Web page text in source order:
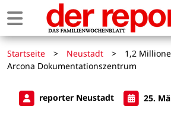
Startseite > Neustadt >
1,2
Arcona Dokumentationszentrum
reporter Neustadt 25.